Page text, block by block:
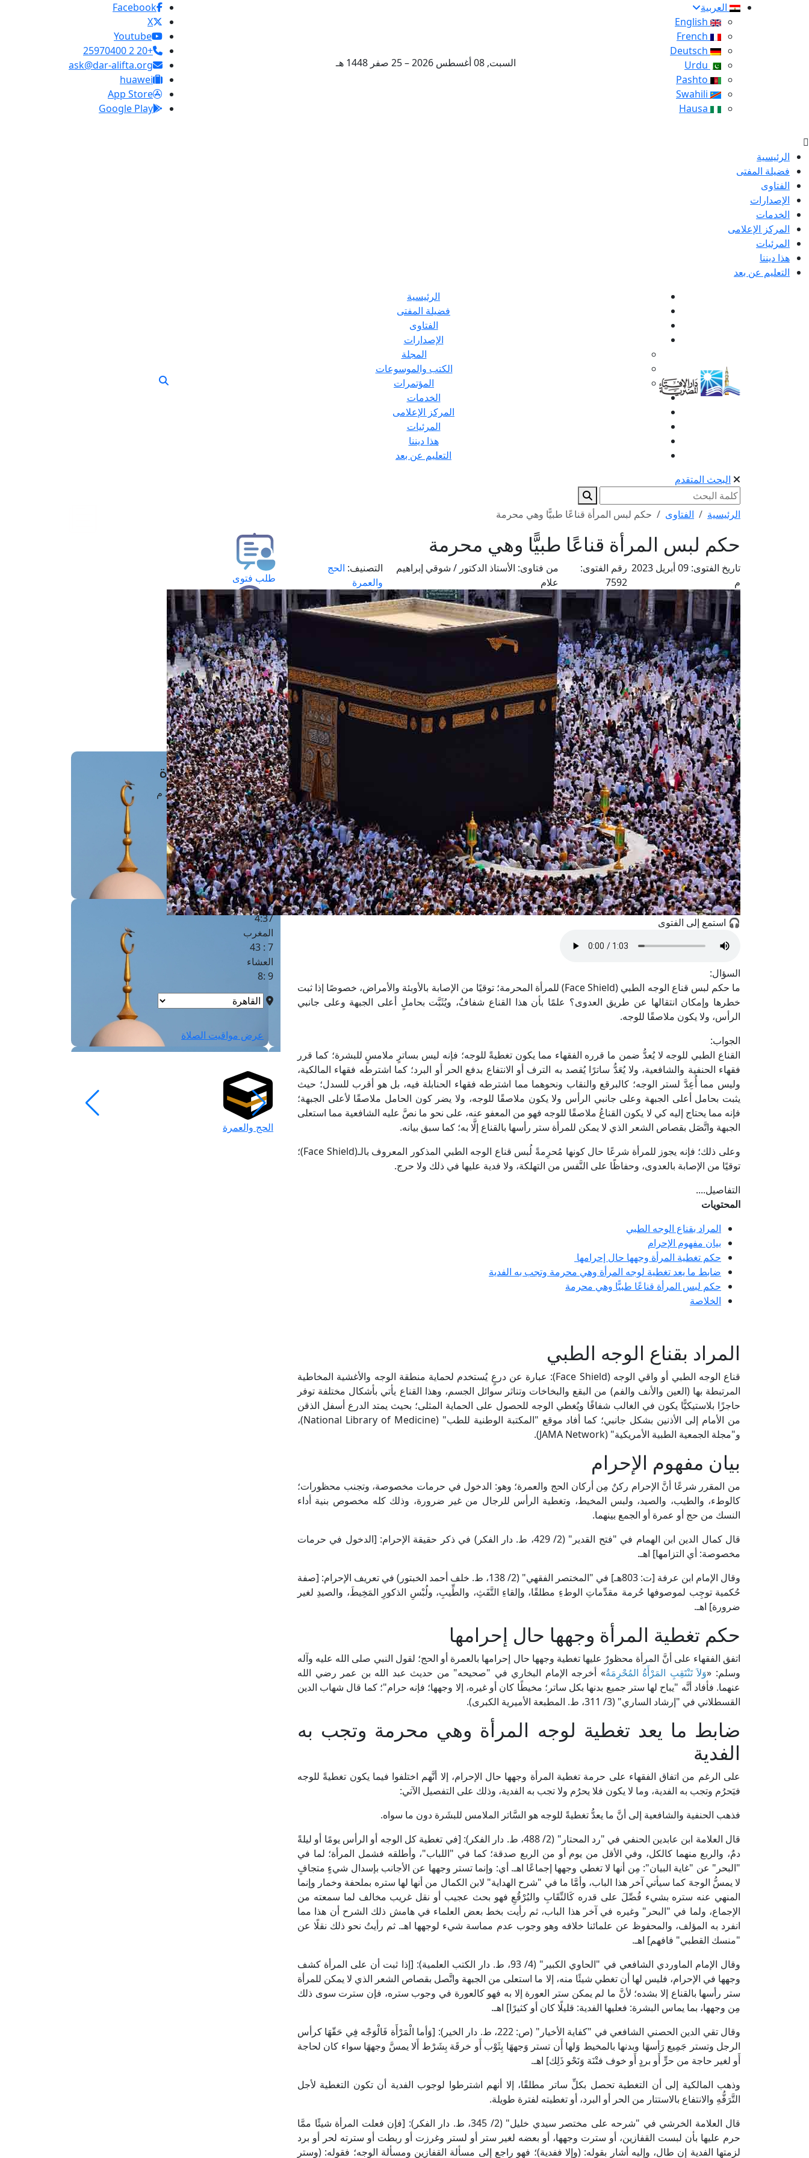
العربية
السبت, 08 أغسطس 2026 – 25 صفر 1448 هـ
Facebook
X
Youtube
+20 2 25970400
ask@dar-alifta.org
huawei
App Store
Google Play
الرئيسية
فضيلة المفتى
الفتاوى
الإصدارات
الخدمات
المركز الإعلامى
المرئيات
هذا ديننا
التعليم عن بعد
الرئيسية
فضيلة المفتى
الفتاوى
الإصدارات
المجلة
الكتب والموسوعات
المؤتمرات
الخدمات
المركز الإعلامى
المرئيات
هذا ديننا
التعليم عن بعد
البحث المتقدم
الرئيسية الفتاوى حكم لبس المرأة قناعًا طبيًّا وهي محرمة
حكم لبس المرأة قناعًا طبيًّا وهي محرمة
تاريخ الفتوى:
09 أبريل 2023
م
رقم الفتوى:
7592
من فتاوى: الأستاذ الدكتور / شوقي إبراهيم
علام
التصنيف: الحج
والعمرة
🎧 استمع إلى الفتوى
السؤال:
ما حكم لبس قناع الوجه الطبي (Face Shield) للمرأة المحرمة؛ توقيًا من الإصابة بالأوبئة والأمراض، خصوصًا إذا ثبت
خطرها وإمكان انتقالها عن طريق العدوى؟ علمًا بأن هذا القناع شفافٌ، ويُثَبَّت بحاملٍ أعلى الجبهة وعلى جانبي
الرأس، ولا يكون ملاصقًا للوجه.
الجواب:
القناع الطبي للوجه لا يُعدُّ ضمن ما قرره الفقهاء مما يكون تغطيةً للوجه؛ فإنه ليس بساترٍ ملامسٍ للبشرة؛ كما قرر
فقهاء الحنفية والشافعية، ولا يُعَدُّ ساترًا يُقصد به الترف أو الانتفاع بدفع الحر أو البرد؛ كما اشترطه فقهاء المالكية،
وليس مما أُعِدَّ لستر الوجه؛ كالبرقع والنقاب ونحوهما مما اشترطه فقهاء الحنابلة فيه، بل هو أقرب للسدل؛ حيث
يثبت بحامل أعلى الجبهة وعلى جانبي الرأس ولا يكون ملاصقًا للوجه، ولا يضر كون الحامل ملاصقًا لأعلى الجبهة؛
فإنه مما يحتاج إليه كي لا يكون القناعُ ملاصقًا للوجه فهو من المعفو عنه، على نحو ما نصَّ عليه الشافعية مما استعلى
الجبهة واتَّصَل بقصاص الشعر الذي لا يمكن للمرأة ستر رأسها بالقناع إلَّا به؛ كما سبق بيانه.
وعلى ذلك؛ فإنه يجوز للمرأة شرعًا حال كونها مُحرِمةً لُبس قناع الوجه الطبي المذكور المعروف بالـ(Face Shield)؛
توقيًا من الإصابة بالعدوى، وحفاظًا على النَّفس من التهلكة، ولا فدية عليها في ذلك ولا حرج.
التفاصيل....
المحتويات
المراد بقناع الوجه الطبي
بيان مفهوم الإحرام
حكم تغطية المرأة وجهها حال إحرامها
ضابط ما يعد تغطية لوجه المرأة وهي محرمة وتجب به الفدية
حكم لبس المرأة قناعًا طبيًّا وهي محرمة
الخلاصة
المراد بقناع الوجه الطبي
قناع الوجه الطبي أو واقي الوجه (Face Shield): عبارة عن درعٍ يُستخدم لحماية منطقة الوجه والأغشية المخاطية
المرتبطة بها (العين والأنف والفم) من البقع والبخاخات وتناثر سوائل الجسم، وهذا القناع يأتي بأشكال مختلفة توفر
حاجزًا بلاستيكيًّا يكون في الغالب شفافًا ويُغطي الوجه للحصول على الحماية المثلى؛ بحيث يمتد الدرع أسفل الذقن
من الأمام إلى الأذنين بشكل جانبي؛ كما أفاد موقع "المكتبة الوطنية للطب" (National Library of Medicine)،
و"مجلة الجمعية الطبية الأمريكية" (JAMA Network).
بيان مفهوم الإحرام
من المقرر شرعًا أنَّ الإحرام ركنٌ مِن أركان الحج والعمرة؛ وهو: الدخول في حرمات مخصوصة، وتجنب محظورات؛
كالوطء، والطيب، والصيد، ولبس المخيط، وتغطية الرأس للرجال من غير ضرورة، وذلك كله مخصوص بنية أداء
النسك من حج أو عمرة أو الجمع بينهما.
قال كمال الدين ابن الهمام في "فتح القدير" (2/ 429، ط. دار الفكر) في ذكر حقيقة الإحرام: [الدخول في حرمات
مخصوصة: أي التزامها] اهـ.
وقال الإمام ابن عرفة [ت: 803هـ] في "المختصر الفقهي" (2/ 138، ط. خلف أحمد الخبتور) في تعريف الإحرام: [صفة
حُكمية توجِب لموصوفها حُرمة مقدِّماتِ الوطءِ مطلقًا، وإلقاءِ التَّفَثِ، والطِّيبِ، ولُبْسِ الذكورِ المَخِيطَ، والصيدِ لغير
ضرورة] اهـ.
حكم تغطية المرأة وجهها حال إحرامها
اتفق الفقهاء على أنَّ المرأة محظورٌ عليها تغطية وجهها حال إحرامها بالعمرة أو الحج؛ لقول النبي صلى الله عليه وآله
وسلم: «وَلاَ تَنْتَقِبِ المَرْأَةُ المُحْرِمَةُ» أخرجه الإمام البخاري في "صحيحه" من حديث عبد الله بن عمر رضي الله
عنهما. فأفاد أنَّه "يباح لها ستر جميع بدنها بكل ساتر؛ مخيطًا كان أو غيره، إلا وجهها؛ فإنه حرام"؛ كما قال شهاب الدين
القسطلاني في "إرشاد الساري" (3/ 311، ط. المطبعة الأميرية الكبرى).
ضابط ما يعد تغطية لوجه المرأة وهي محرمة وتجب به
الفدية
على الرغم من اتفاق الفقهاء على حرمة تغطية المرأة وجهها حال الإحرام، إلا أنَّهم اختلفوا فيما يكون تغطيةً للوجه
فيَحرُم وتجب به الفدية، وما لا يكون فلا يحرُم ولا تجب به الفدية، وذلك على التفصيل الآتي:
فذهب الحنفية والشافعية إلى أنَّ ما يعدُّ تغطيةً للوجه هو السَّاتر الملامس للبشَرة دون ما سواه.
قال العلامة ابن عابدين الحنفي في "رد المحتار" (2/ 488، ط. دار الفكر): [في تغطية كل الوجه أو الرأس يومًا أو ليلةً
دمٌ، والربع منهما كالكل، وفي الأقل من يوم أو من الربع صدقة؛ كما في "اللباب"، وأطلقه فشمل المرأة؛ لما في
"البحر" عن "غاية البيان": مِن أنها لا تغطي وجهها إجماعًا اهـ. أي: وإنما تستر وجهها عن الأجانب بإسدال شيءٍ متجافٍ
لا يمسُّ الوجهَ كما سيأتي آخر هذا الباب، وأمَّا ما في "شرح الهداية" لابن الكمال من أنها لها ستره بملحفة وخمار وإنما
المنهي عنه ستره بشيء فُصِّلَ على قدره كَالنِّقَابِ والبُرْقُعِ فهو بحث عجيب أو نقل غريب مخالف لما سمعته من
الإجماع، ولما في "البحر" وغيره في آخر هذا الباب، ثم رأيت بخط بعض العلماء في هامش ذلك الشرح أن هذا مما
انفرد به المؤلف، والمحفوظ عن علمائنا خلافه وهو وجوب عدم مماسة شيء لوجهها اهـ. ثم رأيتُ نحو ذلك نقلًا عن
"منسك القطبي" فافهم] اهـ.
وقال الإمام الماوردي الشافعي في "الحاوي الكبير" (4/ 93، ط. دار الكتب العلمية): [إذا ثبت أن على المرأة كشف
وجهها في الإحرام، فليس لها أن تغطي شيئًا منه، إلا ما استعلى من الجبهة واتَّصل بقصاص الشعر الذي لا يمكن للمرأة
ستر رأسها بالقناع إلا بشده؛ لأنَّ ما لم يمكن ستر العورة إلا به فهو كالعورة في وجوب ستره، فإن سترت سوى ذلك
مِن وجهها، بما يماس البشرة: فعليها الفدية: قليلًا كان أو كثيرًا] اهـ.
وقال تقي الدين الحصني الشافعي في "كفاية الأخيار" (ص: 222، ط. دار الخير): [وَأما الْمَرْأَة فَالْوَجْه فِي حَقّهَا كرأس
الرجل وتستر جَمِيع رَأسهَا وبدنها بالمخيط وَلها أَن تستر وَجههَا بِثَوْب أَو خرقَة بِشَرْط أَلا يمسَّ وجههَا سواء كان لحاجة
أَو لغير حاجة من حرٍّ أَو بردٍ أَو خوف فتْنَة وَنَحْو ذَلِك] اهـ.
وذهب المالكية إلى أن التغطية تحصل بكلِّ ساتر مطلقًا، إلا أنهم اشترطوا لوجوب الفدية أن تكون التغطية لأجل
التَّرَفُّهِ والانتفاع بالاستتار من الحر أو البرد، أو تغطيته لفترة طويلة.
قال العلامة الخرشي في "شرحه على مختصر سيدي خليل" (2/ 345، ط. دار الفكر): [فإن فعلت المرأة شيئًا ممَّا
حرم عليها بأن لبست القفازين، أو سترت وجهها، أو بعضه لغير ستر أو لستر وغرزت أو ربطت أو سترته لحر أو برد
لزمتها الفدية إن طال، وإليه أشار بقوله: (وإلا ففدية)؛ فهو راجع إلى مسألة القفازين ومسألة الوجه؛ فقوله: (وستر
طلب فتوى
استعلام عن فتوى
حجز موعد
الفتوى الهاتفية
مَواقِيتُ الصَّـــلاة
القاهرة · 08 أغسطس 2026 م
الفجر
4 :42
الشروق
6 :18
الظهر
1 : 1
العصر
4:37
المغرب
7 : 43
العشاء
9 :8
عرض مواقيت الصلاة
الحج والعمرة